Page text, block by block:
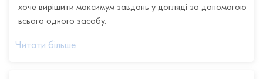
хоче вирішити максимум завдань у догляді за допомогою
всього одного засобу.
Крем підходить шкірі будь-якого типу. Сміливо можна
Читати більше